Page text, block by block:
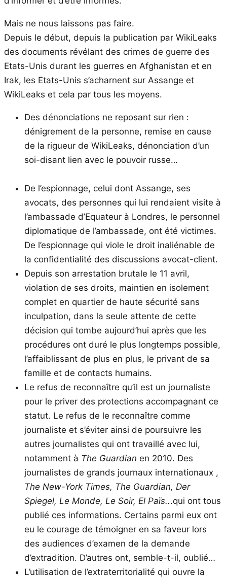
Mais ne nous laissons pas faire.
Depuis le début, depuis la publication par WikiLeaks
des documents révélant des crimes de guerre des
Etats-Unis durant les guerres en Afghanistan et en
Irak, les Etats-Unis s’acharnent sur Assange et
WikiLeaks et cela par tous les moyens.
Des dénonciations ne reposant sur rien :
dénigrement de la personne, remise en cause
de la rigueur de WikiLeaks, dénonciation d’un
soi-disant lien avec le pouvoir russe…
De l’espionnage, celui dont Assange, ses
avocats, des personnes qui lui rendaient visite à
l’ambassade d’Equateur à Londres, le personnel
diplomatique de l’ambassade, ont été victimes.
De l’espionnage qui viole le droit inaliénable de
la confidentialité des discussions avocat-client.
Depuis son arrestation brutale le 11 avril,
violation de ses droits, maintien en isolement
complet en quartier de haute sécurité sans
inculpation, dans la seule attente de cette
décision qui tombe aujourd’hui après que les
procédures ont duré le plus longtemps possible,
l’affaiblissant de plus en plus, le privant de sa
famille et de contacts humains.
Le refus de reconnaître qu’il est un journaliste
pour le priver des protections accompagnant ce
statut. Le refus de le reconnaître comme
journaliste et s’éviter ainsi de poursuivre les
autres journalistes qui ont travaillé avec lui,
notamment à The Guardian en 2010. Des
journalistes de grands journaux internationaux ,
The New-York Times, The Guardian, Der
Spiegel, Le Monde, Le Soir, El Païs...qui ont tous
publié ces informations. Certains parmi eux ont
eu le courage de témoigner en sa faveur lors
des audiences d’examen de la demande
d’extradition. D’autres ont, semble-t-il, oublié…
L’utilisation de l’extraterritorialité qui ouvre la